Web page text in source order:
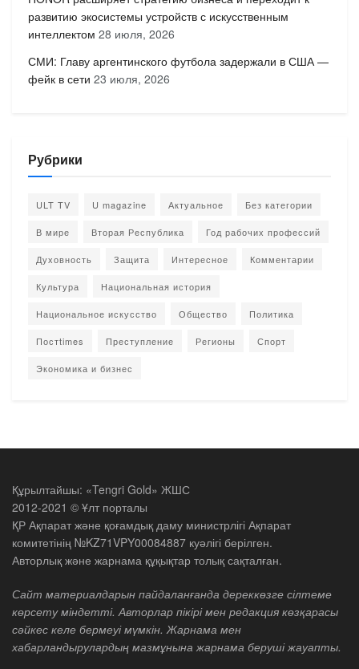
развитию экосистемы устройств с искусственным
интеллектом 28 июля, 2026
СМИ: Главу аргентинского футбола задержали в США —
фейк в сети 23 июля, 2026
Рубрики
ULT TV U magazine Актуальное Без категории
В мире Вторая Республика Год рабочих профессий
Духовность Защита Интересное Комментарии
Культура Национальная история
Национальное искусство Общество Политика
Постtimes Преступление Регионы Спорт
Экономика и бизнес
Құрылтайшы: «Tengri Gold» ЖШС
2012-2021 © Ұлт порталы
ҚР Ақпарат және қоғамдық даму министрлігі Ақпарат
комитетінің №KZ71VPY00084887 куәлігі берілген.
Авторлық және жарнама құқықтар толық сақталған.
Сайт материалдарын пайдаланғанда дереккөзге сілтеме
көрсету міндетті. Авторлар пікірі мен редакция көзқарасы
сәйкес келе бермеуі мүмкін. Жарнама мен
хабарландырулардың мазмұнына жарнама беруші жауапты.